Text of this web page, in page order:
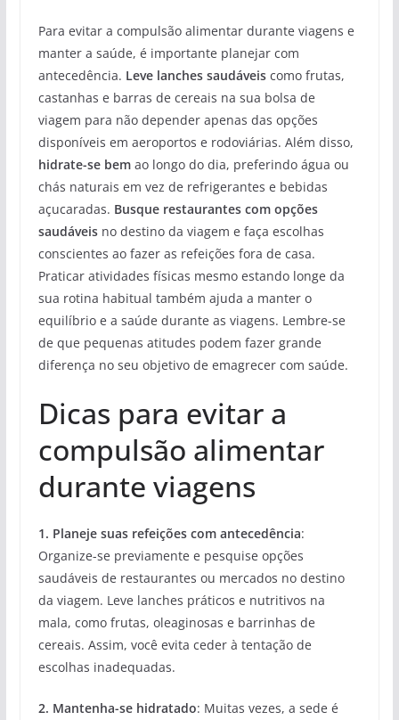
Para evitar a compulsão alimentar durante viagens e
manter a saúde, é importante planejar com
antecedência. Leve lanches saudáveiscomo frutas,
castanhas e barras de cereais na sua bolsa de
viagem para não depender apenas das opções
disponíveis em aeroportos e rodoviárias. Além disso,
hidrate-se bemao longo do dia, preferindo água ou
chás naturais em vez de refrigerantes e bebidas
açucaradas. Busque restaurantes com opções
saudáveisno destino da viagem e faça escolhas
conscientes ao fazer as refeições fora de casa.
Praticar atividades físicas mesmo estando longe da
sua rotina habitual também ajuda a manter o
equilíbrio e a saúde durante as viagens. Lembre-se
de que pequenas atitudes podem fazer grande
diferença no seu objetivo de emagrecer com saúde.
Dicas para evitar a
compulsão alimentar
durante viagens
1. Planeje suas refeições com antecedência:
Organize-se previamente e pesquise opções
saudáveis de restaurantes ou mercados no destino
da viagem. Leve lanches práticos e nutritivos na
mala, como frutas, oleaginosas e barrinhas de
cereais. Assim, você evita ceder à tentação de
escolhas inadequadas.
2. Mantenha-se hidratado: Muitas vezes, a sede é